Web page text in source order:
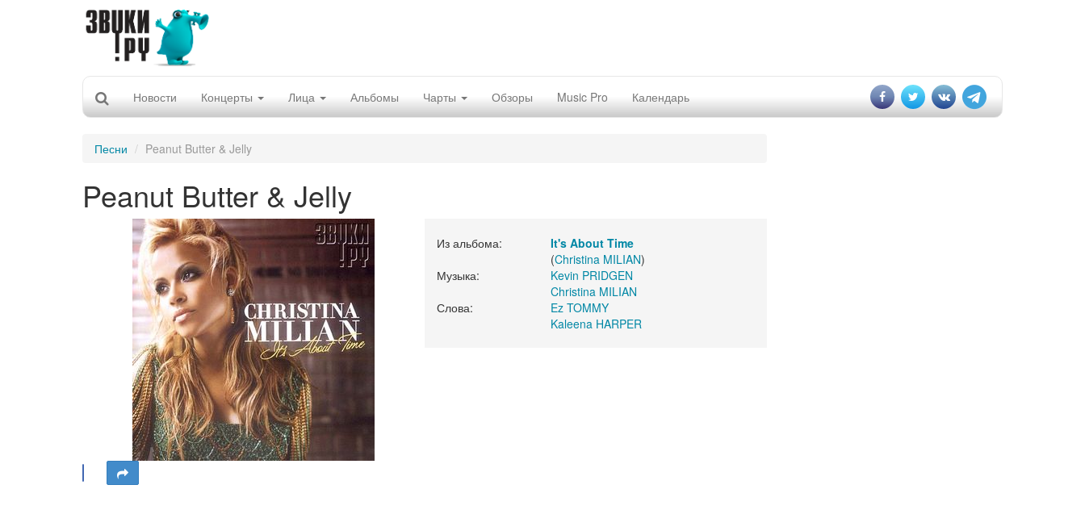
Новости Концерты Лица Альбомы Чарты Обзоры Music Pro Календарь
Песни Peanut Butter & Jelly
Peanut Butter & Jelly
Из альбома:
It's About Time
(Christina MILIAN)
Музыка:
Kevin PRIDGEN
Christina MILIAN
Слова:
Ez TOMMY
Kaleena HARPER